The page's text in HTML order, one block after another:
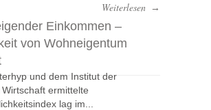
Weiterlesen →
Einkommen –
von Wohneigentum
und dem Institut der
ermittelte
lag im...